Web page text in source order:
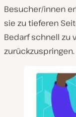
Besucher/innen
sie zu tieferen
Bedarf schnell zu
zurückzuspringen.